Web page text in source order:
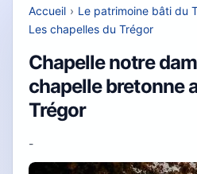
Accueil › Le patrimoine bâti du
Les chapelles du Trégor
Chapelle notre
chapelle bretonne
Trégor
-